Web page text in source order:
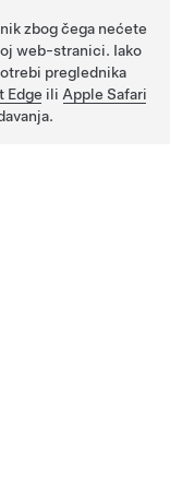
zbog čega nećete
web-stranici. Iako
preglednika
Edge ili Apple Safari